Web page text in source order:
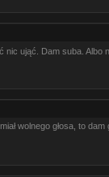
nic ująć. Dam suba. Albo
wolnego głosa, to dam